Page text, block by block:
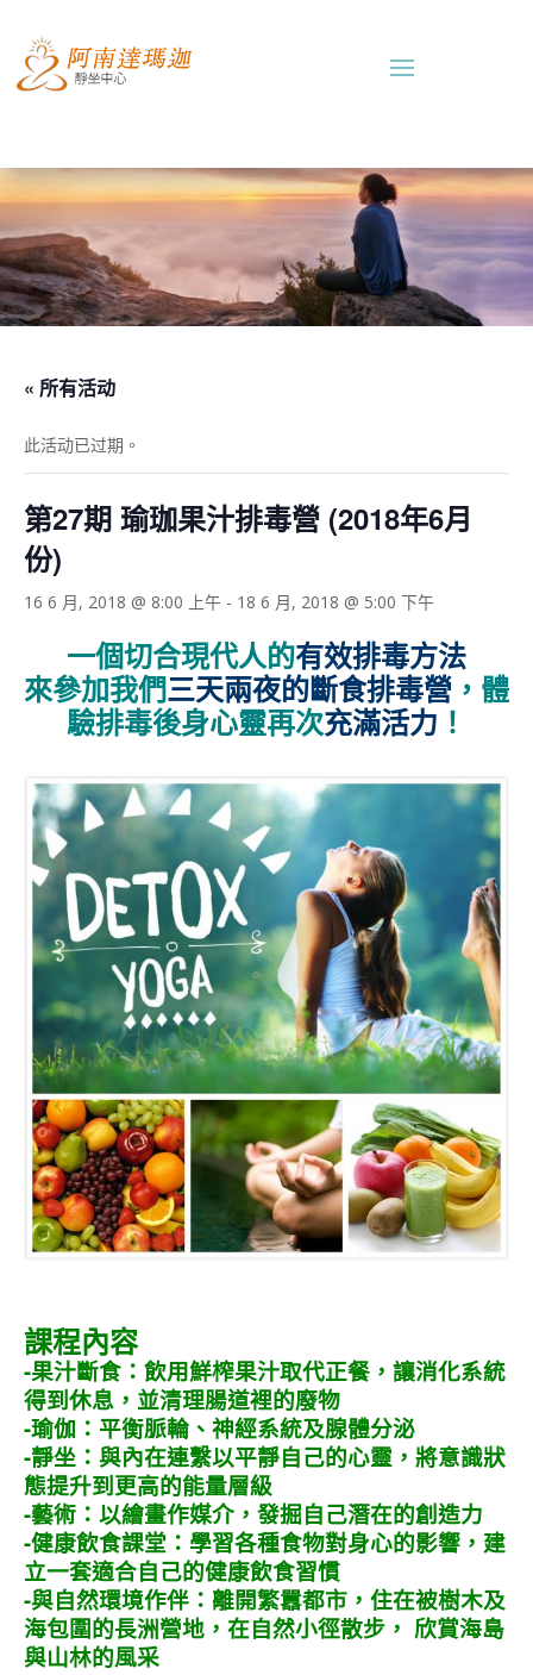
« 所有活动
此活动已过期。
第27期 瑜珈果汁排毒營 (2018年6月
份)
16 6 月, 2018 @ 8:00 上午 - 18 6 月, 2018 @ 5:00 下午
一個切合現代人的有效排毒方法
來參加我們三天兩夜的斷食排毒營 ，體
驗排毒後身心靈再次充滿活力 ！
課程內容
-果汁斷食：飲用鮮榨果汁取代正餐，讓消化系統
得到休息，並清理腸道裡的廢物
-瑜伽：平衡脈輪、神經系統及腺體分泌
-靜坐：與內在連繫以平靜自己的心靈，將意識狀
態提升到更高的能量層級
-藝術：以繪畫作媒介，發掘自己潛在的創造力
-健康飲食課堂：學習各種食物對身心的影響，建
立一套適合自己的健康飲食習慣
-與自然環境作伴：離開繁囂都市，住在被樹木及
海包圍的長洲營地，在自然小徑散步， 欣賞海島
與山林的風采